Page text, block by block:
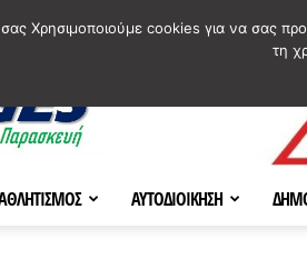
ΑΥΤΟΔΙΟΙΚΗΣΗ
Χρησιμοποιούμε cookies για να σας
τη